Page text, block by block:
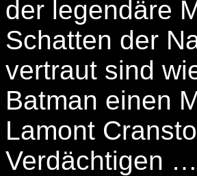
der legendäre
Schatten der
vertraut sind
Batman einen
Lamont
Verdächtigen …